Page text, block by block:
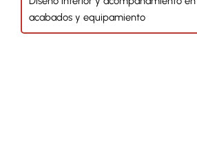
acabados y equipamiento